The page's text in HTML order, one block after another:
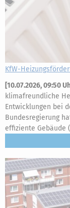
KfW-
[10.07.2026, 09:50
klimafreundliche
Entwicklungen bei
Bundesregierung
effiziente Gebäude